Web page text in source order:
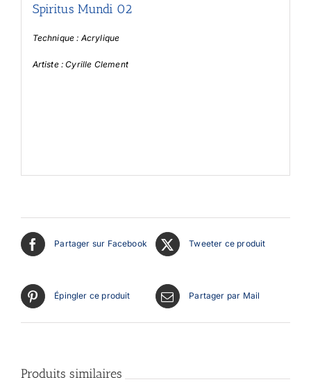
Spiritus Mundi 02
Technique : Acrylique
Artiste : Cyrille Clement
Partager sur Facebook Tweeter ce produit
Épingler ce produit Partager par Mail
Produits similaires